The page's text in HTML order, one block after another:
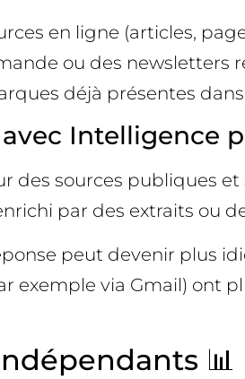
en ligne (articles,
ou des newsletters
déjà présentes dans
Intelligence
des sources publiques
par des extraits ou
peut devenir plus
exemple via Gmail) ont
📊